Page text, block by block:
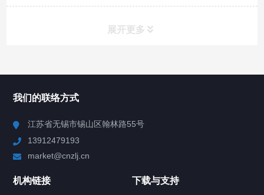
展开更多
Chiller高精度制冷循环器
我们的联络方式
江苏省无锡市锡山区翰林路55号
13912479193
market@cnzlj.cn
机构链接 下载与支持